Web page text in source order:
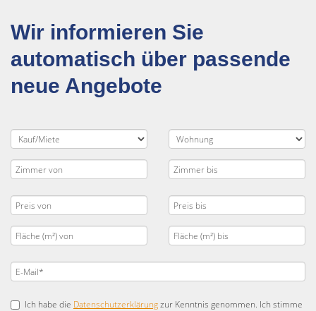
Wir informieren Sie
automatisch über passende
neue Angebote
Ich habe die Datenschutzerklärungzur Kenntnis genommen. Ich stimme